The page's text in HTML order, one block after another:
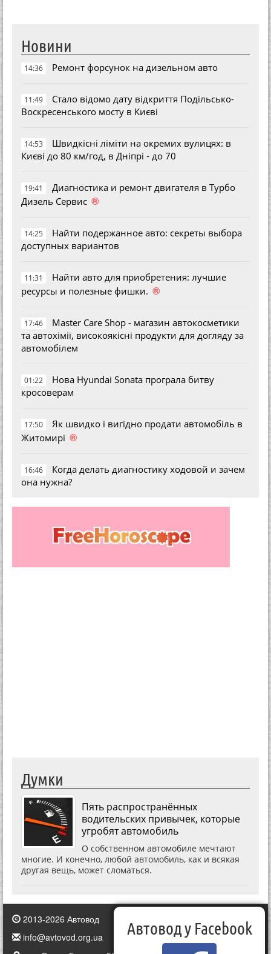
Новини
14:36 Ремонт форсунок на дизельном авто
11:49
Стало відомо дату відкриття Подільсько-
Воскресенського мосту в Києві
14:53
Швидкісні ліміти на окремих вулицях: в
Києві до 80 км/год, в Дніпрі - до 70
19:41
Диагностика и ремонт двигателя в Турбо
Дизель Сервис ®
14:25
Найти подержанное авто: секреты выбора
доступных вариантов
11:31
Найти авто для приобретения: лучшие
ресурсы и полезные фишки. ®
17:46
Master Care Shop - магазин автокосметики
та автохімії, високоякісні продукти для догляду за
автомобілем
01:22
Нова Hyundai Sonata програла битву
кросоверам
17:50
Як швидко і вигідно продати автомобіль в
Житомирі ®
16:46
Когда делать диагностику ходовой и зачем
она нужна?
Думки
Пять распространённых
водительских привычек, которые
угробят автомобиль
О собственном автомобиле мечтают
многие. И конечно, любой автомобиль, как и всякая
другая вещь, может сломаться.
2013-2026 Автовод
info@avtovod.org.ua
Автовод у Facebook